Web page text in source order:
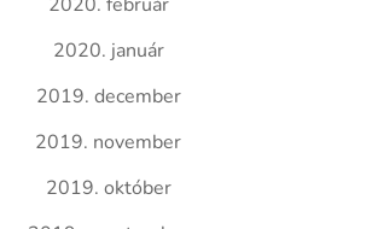
2020. január
2019. december
2019. november
2019. október